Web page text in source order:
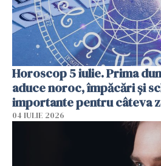
Horoscop 5 iulie. Prima
aduce noroc, împăcări și
importante pentru câteva
04 IULIE 2026